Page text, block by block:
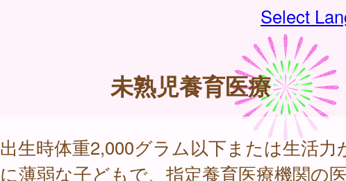
Select
未熟児養育医療
出生時体重2,000グラム以下または生活力
に薄弱な子どもで、指定養育医療機関の